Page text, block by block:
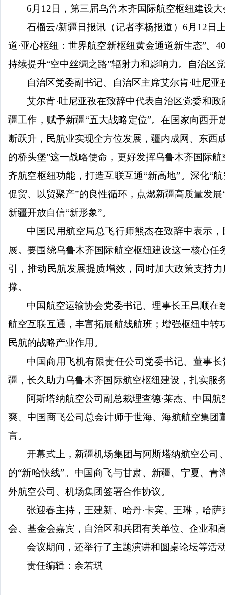
6月12日，第三届乌鲁木齐国际航空枢纽建设
石榴云/新疆日报讯（记者李杨报道）6月12日
道·亚心枢纽：世界航空新枢纽黄金通道新生态”。
持续提升“空中丝绸之路”辐射力和影响力。自治区
自治区党委副书记、自治区主席艾尔肯·吐尼
艾尔肯·吐尼亚孜在致辞中代表自治区党委和
疆工作，赋予新疆“五大战略定位”。在国家向西
断跃升，民航业实现全方位发展，疆内成网、东
的桥头堡”这一战略使命，更好发挥乌鲁木齐国际
齐航空枢纽功能，打造互联互通“新高地”。深化“
促贸、以贸聚产”的良性循环，点燃新疆高质量发
新疆开放自信“新形象”。
中国民用航空局总飞行师熊杰在致辞中表示
展。要围绕乌鲁木齐国际航空枢纽建设这一核心
引，推动民航发展提质增效，同时加大政策支持
撑。
中国航空运输协会党委书记、理事长王昌顺
航空互联互通，丰富拓展航线航班；增强枢纽中
民航的战略产业作用。
中国商用飞机有限责任公司党委书记、董事
疆，长久助力乌鲁木齐国际航空枢纽建设，扎实服
阿斯塔纳航空公司副总裁理查德·莱杰、中国
爽、中国商飞公司总会计师于世海、海航航空集
言。
开幕式上，新疆机场集团与阿斯塔纳航空公
的“新哈快线”。中国商飞与甘肃、新疆、宁夏、
外航空公司、机场集团签署合作协议。
张迎春主持，王建新、哈丹·卡宾、王琳，哈
会、基金会嘉宾，自治区和兵团有关单位、企业和
会议期间，还举行了主题演讲和圆桌论坛等活
责任编辑：余若琪